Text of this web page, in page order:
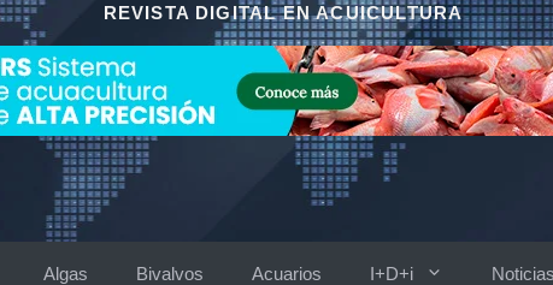
REVISTA DIGITAL EN ACUICULTURA
Algas Bivalvos Acuarios I+D+i